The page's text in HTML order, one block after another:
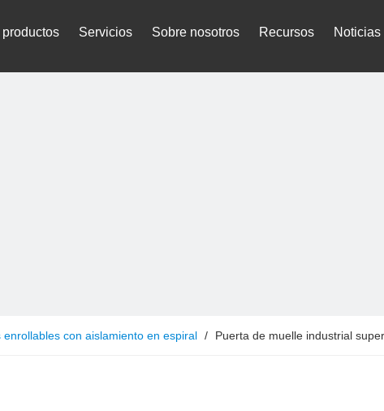
productos Servicios Sobre nosotros Recursos Noticias
enrollables con aislamiento en espiral / Puerta de muelle industrial